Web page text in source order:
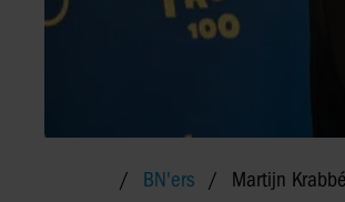
BN'ers Martijn